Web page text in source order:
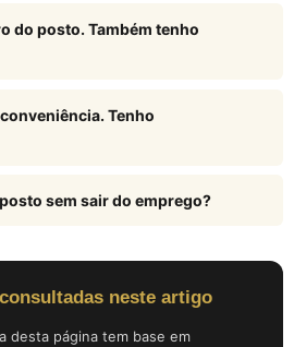
do posto. Também tenho
Tenho
sem sair do emprego?
neste artigo
desta página tem base em